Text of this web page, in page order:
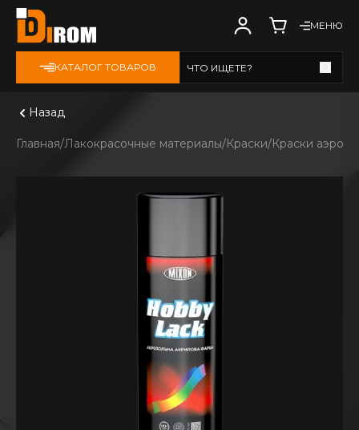
МЕНЮ
КАТАЛОГ ТОВАРОВ ЧТО ИЩЕТЕ?
Назад
Главная Лакокрасочные материалы Краски Краски